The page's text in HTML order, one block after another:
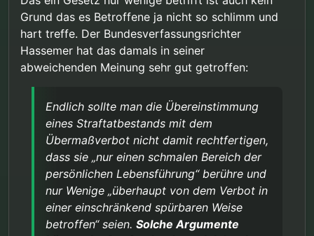
Grund das es Betroffene ja nicht so schlimm und
hart treffe. Der Bundesverfassungsrichter
Hassemer hat das damals in seiner
abweichenden Meinung sehr gut getroffen:
Endlich sollte man die Übereinstimmung
eines Straftatbestands mit dem
Übermaßverbot nicht damit rechtfertigen,
dass sie „nur einen schmalen Bereich der
persönlichen Lebensführung“ berühre und
nur Wenige „überhaupt von dem Verbot in
einer einschränkend spürbaren Weise
betroffen“ seien. Solche Argumente